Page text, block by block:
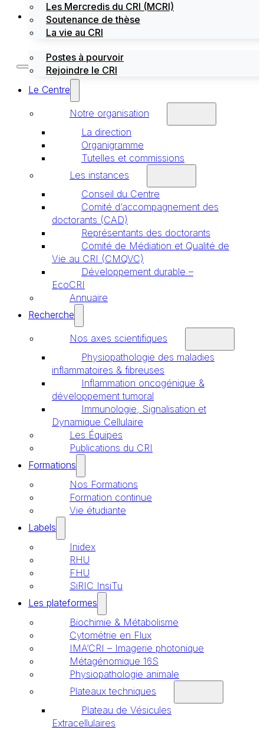
Les Mercredis du CRI (MCRI)
Soutenance de thèse
La vie au CRI
Emploi / stages
Postes à pourvoir
Rejoindre le CRI
Le Centre
Notre organisation
La direction
Organigramme
Tutelles et commissions
Les instances
Conseil du Centre
Comité d’accompagnement des
doctorants (CAD)
Représentants des doctorants
Comité de Médiation et Qualité de
Vie au CRI (CMQVC)
Développement durable –
EcoCRI
Annuaire
Recherche
Nos axes scientifiques
Physiopathologie des maladies
inflammatoires & fibreuses
Inflammation oncogénique &
développement tumoral
Immunologie, Signalisation et
Dynamique Cellulaire
Les Équipes
Publications du CRI
Formations
Nos Formations
Formation continue
Vie étudiante
Labels
Inidex
RHU
FHU
SiRIC InsiTu
Les plateformes
Biochimie & Métabolisme
Cytométrie en Flux
IMA’CRI – Imagerie photonique
Métagénomique 16S
Physiopathologie animale
Plateaux techniques
Plateau de Vésicules
Extracellulaires